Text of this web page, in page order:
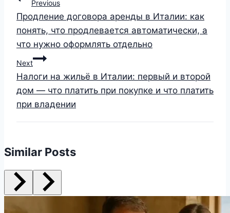
Previous
Продление договора аренды в Италии: как
понять, что продлевается автоматически, а
что нужно оформлять отдельно
Next
Налоги на жильё в Италии: первый и второй
дом — что платить при покупке и что платить
при владении
Similar Posts